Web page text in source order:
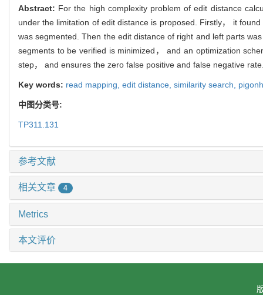
Abstract: For the high complexity problem of edit distance
under the limitation of edit distance is proposed. Firstly， it
was segmented. Then the edit distance of right and left parts
segments to be verified is minimized， and an optimization
step， and ensures the zero false positive and false negative
Key words: read mapping, edit distance, similarity search,
中图分类号:
TP311.131
参考文献
相关文章 4
Metrics
本文评价